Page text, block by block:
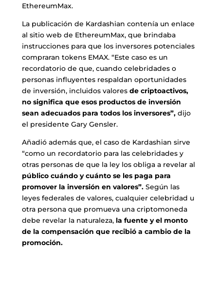
EthereumMax.
La publicación de Kardashian contenía un enlace
al sitio web de EthereumMax, que brindaba
instrucciones para que los inversores potenciales
compraran tokens EMAX. “Este caso es un
recordatorio de que, cuando celebridades o
personas influyentes respaldan oportunidades
de inversión, incluidos valores de criptoactivos,
no significa que esos productos de inversión
sean adecuados para todos los inversores”,dijo
el presidente Gary Gensler.
Añadió además que, el caso de Kardashian sirve
“como un recordatorio para las celebridades y
otras personas de que la ley los obliga a revelar al
público cuándo y cuánto se les paga para
promover la inversión en valores”. Según las
leyes federales de valores, cualquier celebridad u
otra persona que promueva una criptomoneda
debe revelar la naturaleza, la fuente y el monto
de la compensación que recibió a cambio de la
promoción.